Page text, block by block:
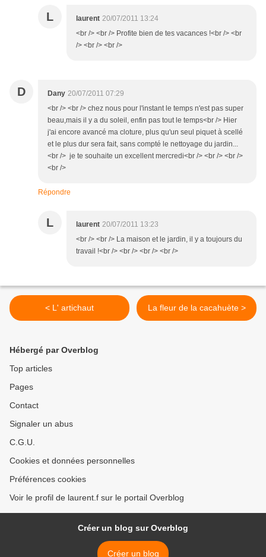
L laurent 20/07/2011 13:24
<br /> <br /> Profite bien de tes vacances !<br /> <br
/> <br /> <br />
D Dany 20/07/2011 07:29
<br /> <br /> chez nous pour l'instant le temps n'est pas super
beau,mais il y a du soleil, enfin pas tout le temps<br /> Hier
j'ai encore avancé ma cloture, plus qu'un seul piquet à scellé
et le plus dur sera fait, sans compté le nettoyage du jardin...
<br /> je te souhaite un excellent mercredi<br /> <br /> <br />
<br />
Répondre
L laurent 20/07/2011 13:23
<br /> <br /> La maison et le jardin, il y a toujours du
travail !<br /> <br /> <br /> <br />
< L' artichaut La fleur de la cacahuète >
Hébergé par Overblog
Top articles
Pages
Contact
Signaler un abus
C.G.U.
Cookies et données personnelles
Préférences cookies
Voir le profil de laurent.f sur le portail Overblog
Créer un blog sur Overblog
Créer un blog